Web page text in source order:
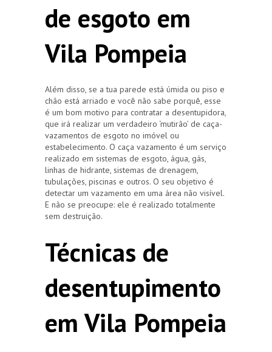
de esgoto em
Vila Pompeia
Além disso, se a tua parede está úmida ou piso e
chão está arriado e você não sabe porquê, esse
é um bom motivo para contratar a desentupidora,
que irá realizar um verdadeiro ‘mutirão’ de caça-
vazamentos de esgoto no imóvel ou
estabelecimento. O caça vazamento é um serviço
realizado em sistemas de esgoto, água, gás,
linhas de hidrante, sistemas de drenagem,
tubulações, piscinas e outros. O seu objetivo é
detectar um vazamento em uma área não visível.
E não se preocupe: ele é realizado totalmente
sem destruição.
Técnicas de
desentupimento
em Vila Pompeia